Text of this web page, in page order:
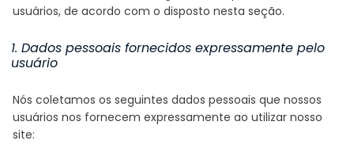
usuários, de acordo com o disposto nesta seção.
1. Dados pessoais fornecidos expressamente pelo
usuário
Nós coletamos os seguintes dados pessoais que nossos
usuários nos fornecem expressamente ao utilizar nosso
site: